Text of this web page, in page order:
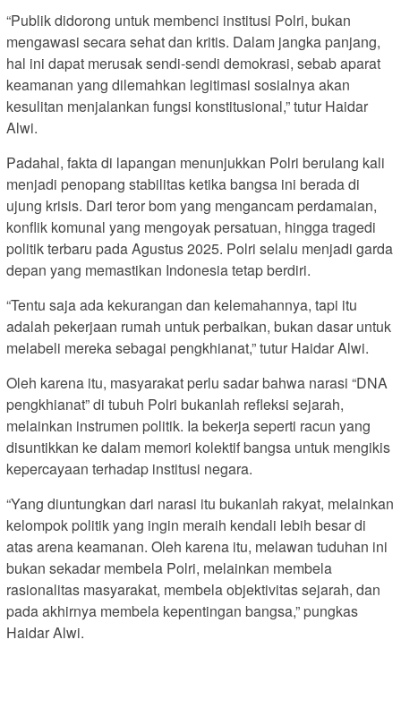
“Publik didorong untuk membenci institusi Polri, bukan
mengawasi secara sehat dan kritis. Dalam jangka panjang,
hal ini dapat merusak sendi-sendi demokrasi, sebab aparat
keamanan yang dilemahkan legitimasi sosialnya akan
kesulitan menjalankan fungsi konstitusional,” tutur Haidar
Alwi.
Padahal, fakta di lapangan menunjukkan Polri berulang kali
menjadi penopang stabilitas ketika bangsa ini berada di
ujung krisis. Dari teror bom yang mengancam perdamaian,
konflik komunal yang mengoyak persatuan, hingga tragedi
politik terbaru pada Agustus 2025. Polri selalu menjadi garda
depan yang memastikan Indonesia tetap berdiri.
“Tentu saja ada kekurangan dan kelemahannya, tapi itu
adalah pekerjaan rumah untuk perbaikan, bukan dasar untuk
melabeli mereka sebagai pengkhianat,” tutur Haidar Alwi.
Oleh karena itu, masyarakat perlu sadar bahwa narasi “DNA
pengkhianat” di tubuh Polri bukanlah refleksi sejarah,
melainkan instrumen politik. Ia bekerja seperti racun yang
disuntikkan ke dalam memori kolektif bangsa untuk mengikis
kepercayaan terhadap institusi negara.
“Yang diuntungkan dari narasi itu bukanlah rakyat, melainkan
kelompok politik yang ingin meraih kendali lebih besar di
atas arena keamanan. Oleh karena itu, melawan tuduhan ini
bukan sekadar membela Polri, melainkan membela
rasionalitas masyarakat, membela objektivitas sejarah, dan
pada akhirnya membela kepentingan bangsa,” pungkas
Haidar Alwi.